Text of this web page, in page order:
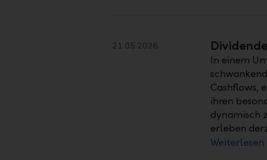
21.05.2026
In einem
Cashflows,
ihren
dynamisch
erleben
Weiterlesen